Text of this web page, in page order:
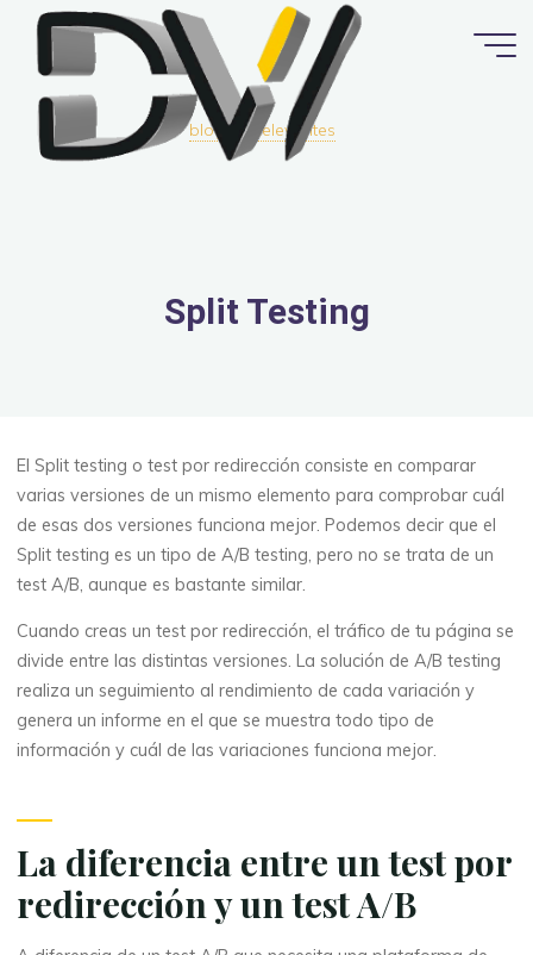
Saltar
contenido
blog Relevantes
Split Testing
El Split testing o test por redirección consiste en comparar
varias versiones de un mismo elemento para comprobar cuál
de esas dos versiones funciona mejor. Podemos decir que el
Split testing es un tipo de A/B testing, pero no se trata de un
test A/B, aunque es bastante similar.
Cuando creas un test por redirección, el tráfico de tu página se
divide entre las distintas versiones. La solución de A/B testing
realiza un seguimiento al rendimiento de cada variación y
genera un informe en el que se muestra todo tipo de
información y cuál de las variaciones funciona mejor.
La diferencia entre un test por
redirección y un test A/B